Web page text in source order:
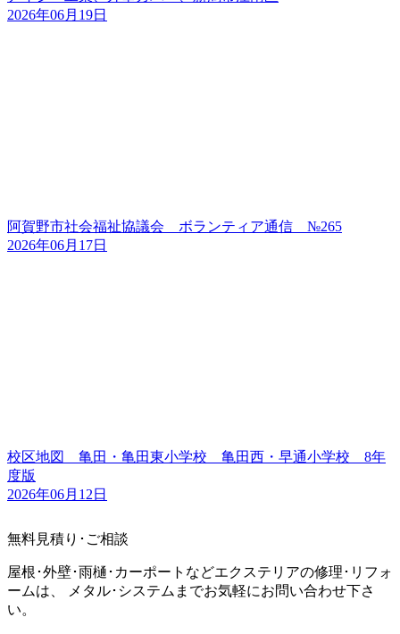
2026年06月19日
阿賀野市社会福祉協議会 ボランティア通信 №265
2026年06月17日
校区地図 亀田・亀田東小学校 亀田西・早通小学校 8年
度版
2026年06月12日
無料見積り･ご相談
屋根･外壁･雨樋･カーポートなどエクステリアの修理･リフォ
ームは、 メタル･システムまでお気軽にお問い合わせ下さ
い。